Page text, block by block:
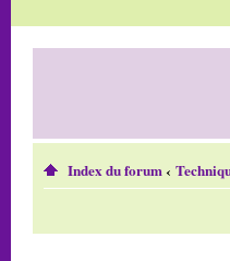
Index du forum‹